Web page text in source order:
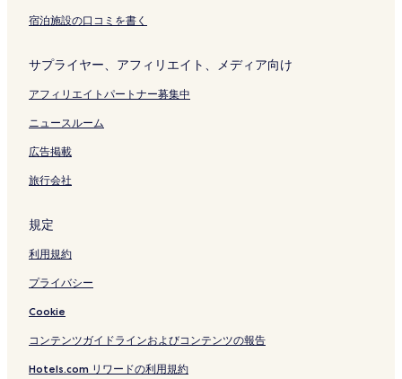
宿泊施設の口コミを書く
サプライヤー、アフィリエイト、メディア向け
アフィリエイトパートナー募集中
ニュースルーム
広告掲載
旅行会社
規定
利用規約
プライバシー
Cookie
コンテンツガイドラインおよびコンテンツの報告
Hotels.com リワードの利用規約